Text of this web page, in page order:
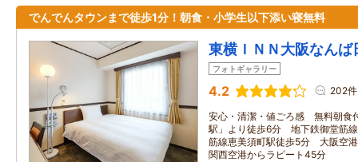
でんでんタウンまで徒歩1分！朝食・小学生以下添い寝無料
東横ＩＮＮ大阪なんば
フォトギャラリー
4.2 202件
安心・清潔・値ごろ感 無料朝食
駅」より徒歩6分 地下鉄御堂筋
筋線恵美須町駅徒歩5分 大阪空
関西空港からラピート45分